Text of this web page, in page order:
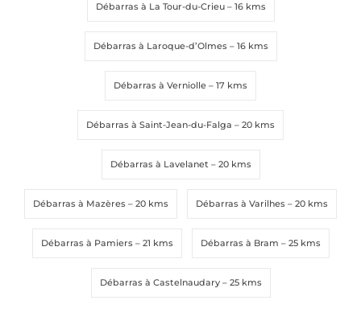
Débarras à La Tour-du-Crieu– 16 kms
Débarras à Laroque-d’Olmes– 16 kms
Débarras à Verniolle – 17 kms
Débarras à Saint-Jean-du-Falga – 20 kms
Débarras à Lavelanet – 20 kms
Débarras à Mazères – 20 kms Débarras à Varilhes – 20 kms
Débarras à Pamiers– 21 kms Débarras à Bram – 25 kms
Débarras à Castelnaudary– 25 kms